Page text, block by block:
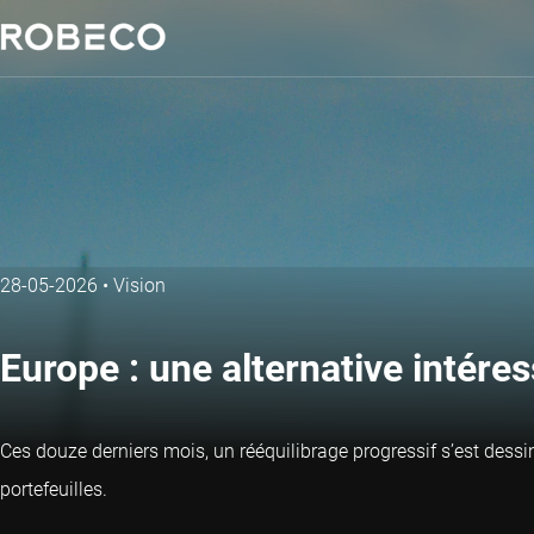
28-05-2026 • Vision
Europe : une alternative
Ces douze derniers mois, un rééquilibrage progressif s’est
portefeuilles.